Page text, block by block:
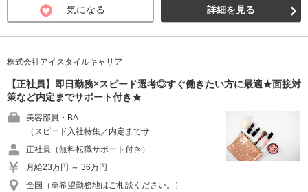
気になる 詳細を見る
株式会社アイスタイルキャリア
【正社員】即日勤務×スピード選考◎すぐ働きたい方に最適★面接対
策など内定までサポート付き★
美容部員・BA
（スピード入社特集／内定までサ …
正社員（無料転職サポート付き）
月給23万円 ～ 36万円
全国（※希望勤務地はご相談ください。）